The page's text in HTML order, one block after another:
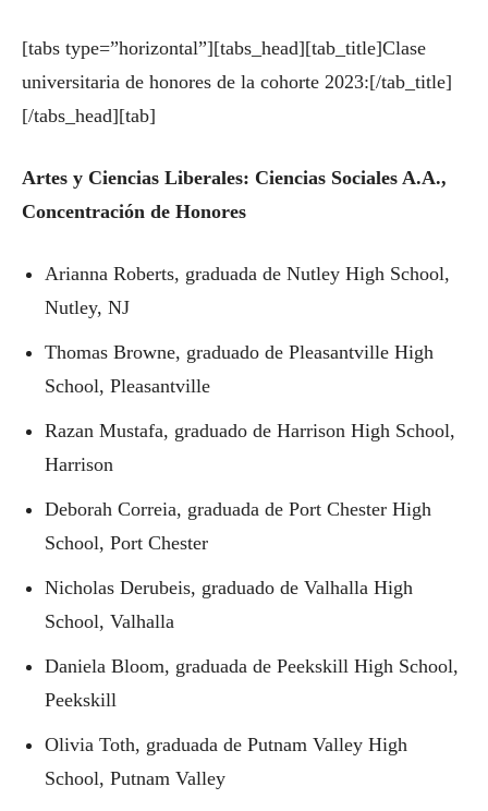
[tabs type=”horizontal”][tabs_head][tab_title]Clase
universitaria de honores de la cohorte 2023:[/tab_title]
[/tabs_head][tab]
Artes y Ciencias Liberales: Ciencias Sociales A.A.,
Concentración de Honores
Arianna Roberts, graduada de Nutley High School,
Nutley, NJ
Thomas Browne, graduado de Pleasantville High
School, Pleasantville
Razan Mustafa, graduado de Harrison High School,
Harrison
Deborah Correia, graduada de Port Chester High
School, Port Chester
Nicholas Derubeis, graduado de Valhalla High
School, Valhalla
Daniela Bloom, graduada de Peekskill High School,
Peekskill
Olivia Toth, graduada de Putnam Valley High
School, Putnam Valley